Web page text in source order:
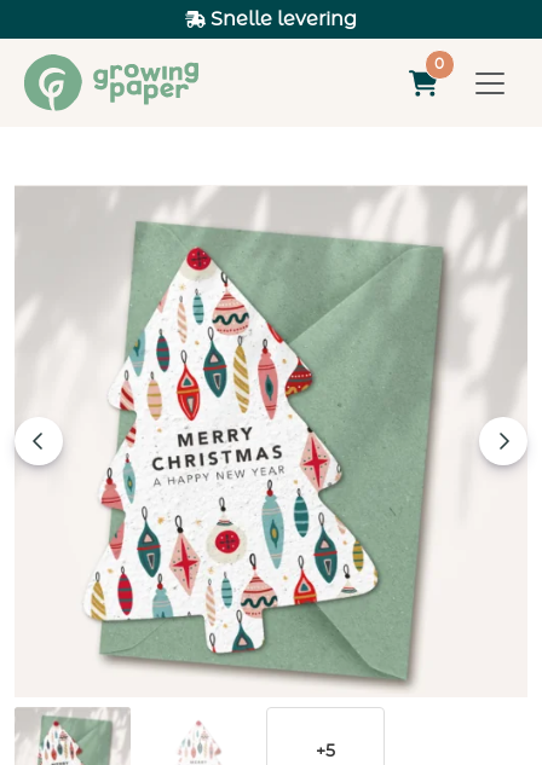
Snelle levering
0
+5